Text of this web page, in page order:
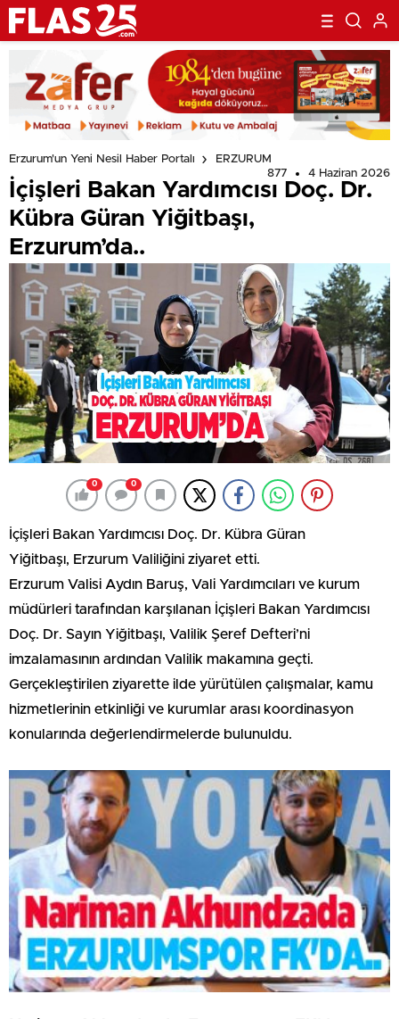
Erzurum'un Yeni Nesil Haber Portalı
ERZURUM
877
4 Haziran 2026
İçişleri Bakan Yardımcısı Doç. Dr.
Kübra Güran Yiğitbaşı,
Erzurum’da..
0 0
İçişleri Bakan Yardımcısı Doç. Dr. Kübra Güran
Yiğitbaşı, Erzurum Valiliğini ziyaret etti.
Erzurum Valisi Aydın Baruş, Vali Yardımcıları ve kurum
müdürleri tarafından karşılanan İçişleri Bakan Yardımcısı
Doç. Dr. Sayın Yiğitbaşı, Valilik Şeref Defteri’ni
imzalamasının ardından Valilik makamına geçti.
Gerçekleştirilen ziyarette ilde yürütülen çalışmalar, kamu
hizmetlerinin etkinliği ve kurumlar arası koordinasyon
konularında değerlendirmelerde bulunuldu.